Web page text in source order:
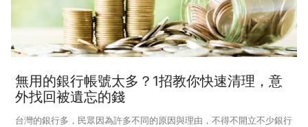
的汽車標的為何。 <資
無用的銀行帳號太多？1招教你快速清理，意
外找回被遺忘的錢
台灣的銀行多，民眾因為許多不同的原因與理由，不得不開立不少銀行